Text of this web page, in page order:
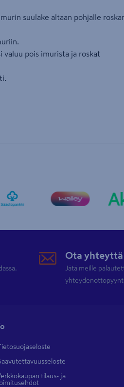
suulake altaan pohjalle
valuu pois imurista ja roskat
Ota yhteyttä
Jätä meille
tilaus- ja